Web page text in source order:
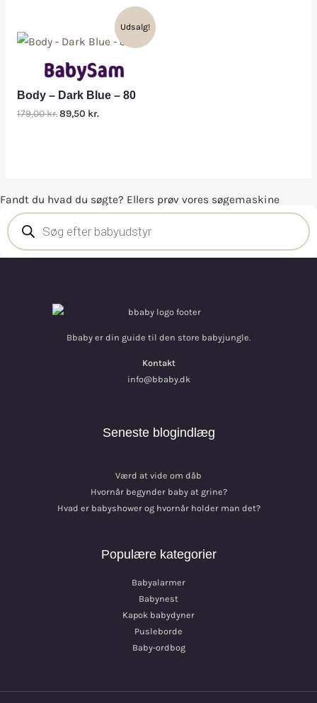
Udsalg!
Body – Dark Blue – 80
179,00kr.89,50 kr.
Fandt du hvad du søgte? Ellers prøv vores søgemaskine
Bbaby er din guide til den store babyjungle.
Kontakt
info@bbaby.dk
Seneste blogindlæg
Værd at vide om dåb
Hvornår begynder baby at grine?
Hvad er babyshower og hvornår holder man det?
Populære kategorier
Babyalarmer
Babynest
Kapok babydyner
Pusleborde
Baby-ordbog